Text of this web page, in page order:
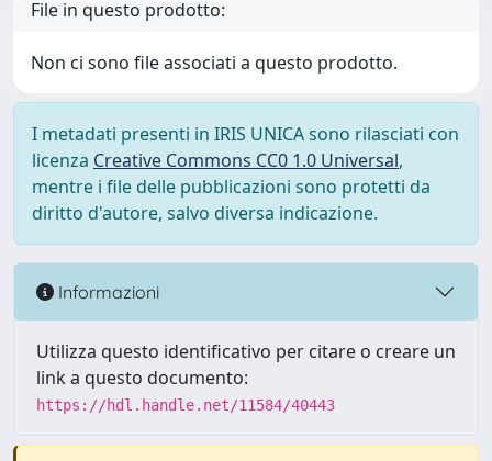
File in questo prodotto:
Non ci sono file associati a questo prodotto.
I metadati presenti in IRIS UNICA sono rilasciati con
licenza Creative Commons CC0 1.0 Universal,
mentre i file delle pubblicazioni sono protetti da
diritto d'autore, salvo diversa indicazione.
Informazioni
Utilizza questo identificativo per citare o creare un
link a questo documento:
https://hdl.handle.net/11584/40443